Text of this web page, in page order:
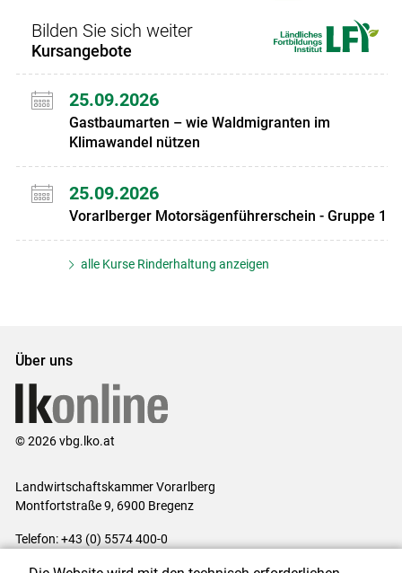
Bilden Sie sich weiter
Kursangebote
25.09.2026
Gastbaumarten – wie Waldmigranten im
Klimawandel nützen
25.09.2026
Vorarlberger Motorsägenführerschein - Gruppe 1
alle Kurse Rinderhaltung anzeigen
Über uns
© 2026 vbg.lko.at
Landwirtschaftskammer Vorarlberg
Montfortstraße 9, 6900 Bregenz
Telefon: +43 (0) 5574 400-0